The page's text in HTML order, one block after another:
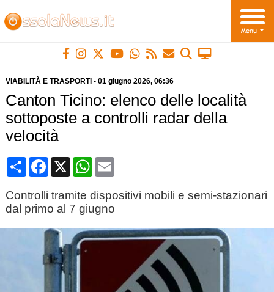
VIABILITÀ E TRASPORTI - 01 giugno 2026, 06:36
Canton Ticino: elenco delle località
sottoposte a controlli radar della
velocità
CondividiFacebook
X WhatsApp
Email
Controlli tramite dispositivi mobili e semi-stazionari
dal primo al 7 giugno